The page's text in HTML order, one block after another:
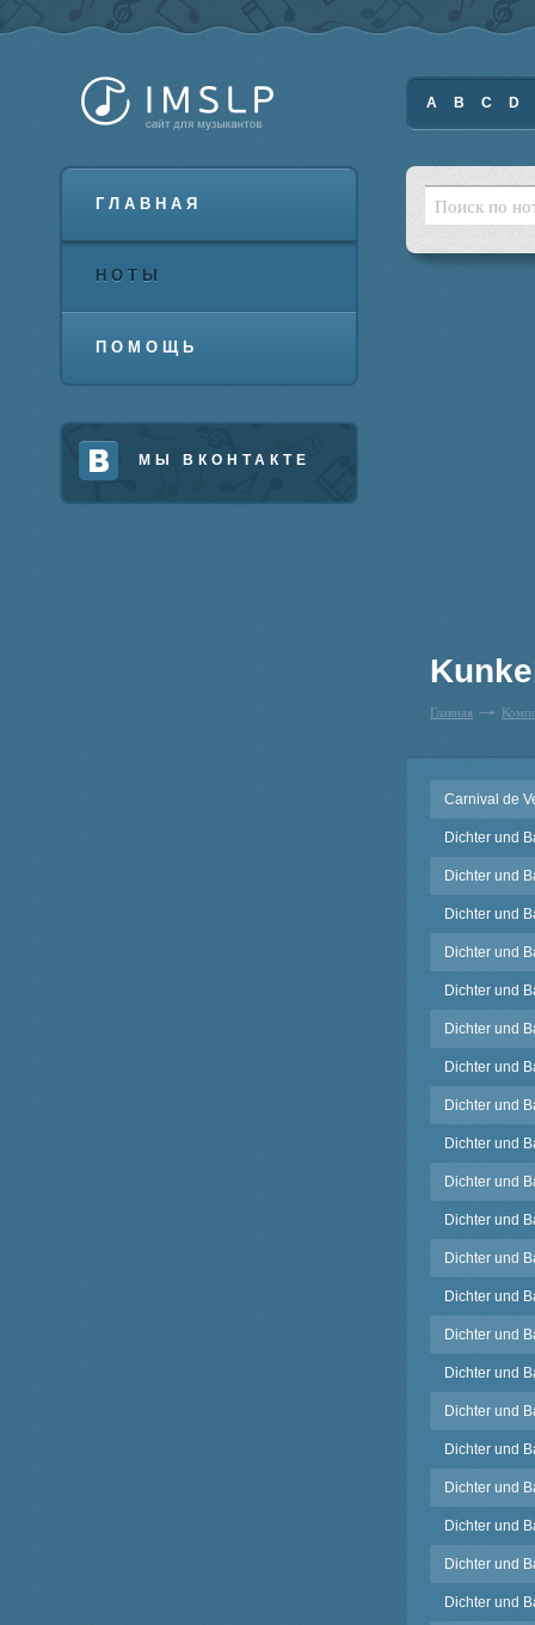
ГЛАВНАЯ
НОТЫ
ПОМОЩЬ
МЫ ВКОНТАКТЕ
A B C D
Главная
Carnival de
Dichter und
Dichter und
Dichter und
Dichter und
Dichter und
Dichter und
Dichter und
Dichter und
Dichter und
Dichter und
Dichter und
Dichter und
Dichter und
Dichter und
Dichter und
Dichter und
Dichter und
Dichter und
Dichter und
Dichter und
Dichter und